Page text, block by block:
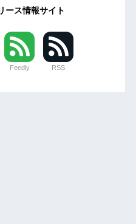
ース情報サイト
Feedly RSS